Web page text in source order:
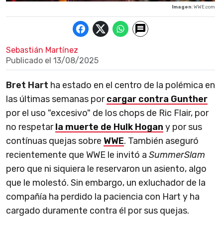
Imagen: WWE.com
Sebastián Martínez
Publicado el 13/08/2025
Bret Hart ha estado en el centro de la polémica en
las últimas semanas porcargar contra Gunther
por el uso "excesivo" de los chops de Ric Flair, por
no respetarla muerte de Hulk Hogan y por sus
contínuas quejas sobre WWE. También aseguró
recientemente que WWE le invitó a SummerSlam
pero que ni siquiera le reservaron un asiento, algo
que le molestó. Sin embargo, un exluchador de la
compañía ha perdido la paciencia con Hart y ha
cargado duramente contra él por sus quejas.